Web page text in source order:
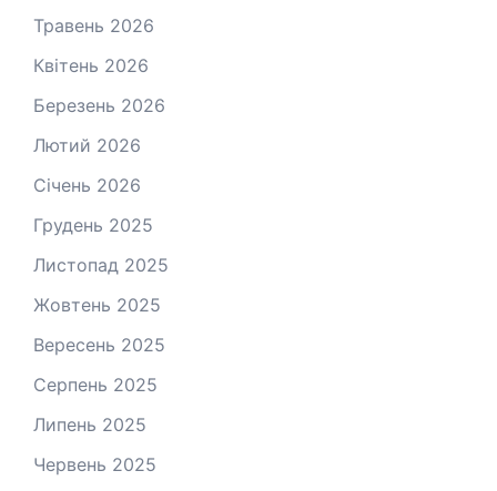
Травень 2026
Квітень 2026
Березень 2026
Лютий 2026
Січень 2026
Грудень 2025
Листопад 2025
Жовтень 2025
Вересень 2025
Серпень 2025
Липень 2025
Червень 2025